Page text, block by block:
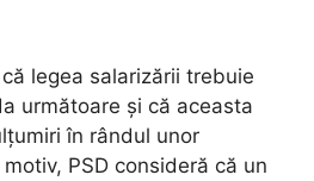
legea salarizării trebuie
următoare și că aceasta
în rândul unor
PSD consideră că un